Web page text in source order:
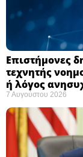
Επιστήμονες
τεχνητής
ή λόγος
7 Αυγούστου 2026